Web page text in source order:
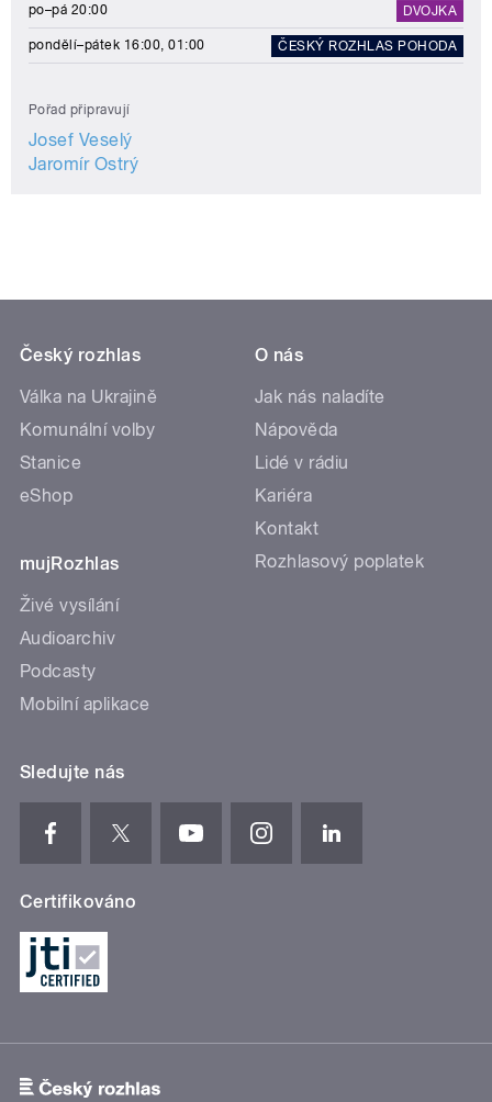
po–pá 20:00 DVOJKA
pondělí–pátek 16:00, 01:00 ČESKÝ ROZHLAS POHODA
Pořad připravují
Josef Veselý
Jaromír Ostrý
Český rozhlas
Válka na Ukrajině
Komunální volby
Stanice
eShop
mujRozhlas
Živé vysílání
Audioarchiv
Podcasty
Mobilní aplikace
O nás
Jak nás naladíte
Nápověda
Lidé v rádiu
Kariéra
Kontakt
Rozhlasový poplatek
Sledujte nás
Certifikováno